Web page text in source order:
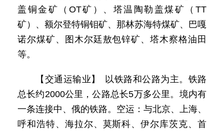
盖铜金矿（OT矿）、塔温陶勒盖煤矿（TT
矿）、额尔登特铜钼矿、那林苏海特煤矿、巴嘎
诺尔煤矿、图木尔廷敖包锌矿、塔木察格油田
等。
【交通运输业】 以铁路和公路为主。铁路
总长约2000公里，公路总长5万多公里。境内有
一条连接中、俄的铁路。空运：与北京、上海、
呼和浩特、海拉尔、莫斯科、伊尔库茨克、首